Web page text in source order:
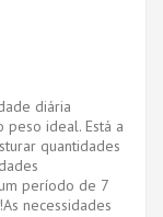
diária
peso ideal. Está a
quantidades
período de 7
necessidades